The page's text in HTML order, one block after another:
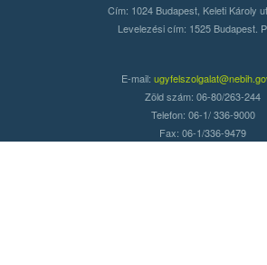
Cím: 1024 Budapest, Keleti Károly
Levelezési cím: 1525 Budapest.
E-mail:
Zöld szám: 06-80/263-244
Telefon: 06-1/ 336-9000
Fax: 06-1/336-9479